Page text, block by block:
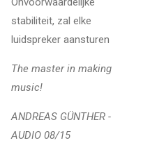
stabiliteit, zal elke
luidspreker aansturen
The master in making
music!
ANDREAS GÜNTHER -
AUDIO 08/15